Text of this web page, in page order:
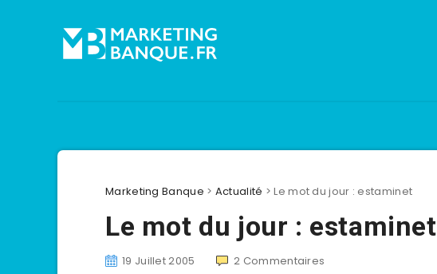
Marketing Banque > Actualité >Le mot du jour : estaminet
Le mot du jour : estaminet
19 Juillet 2005 2 Commentaires